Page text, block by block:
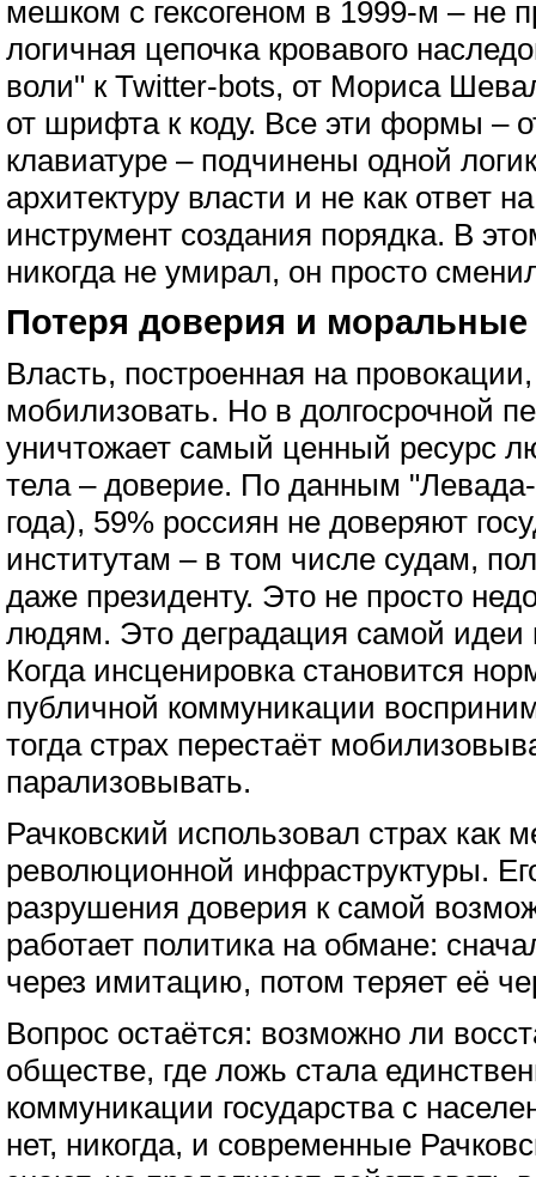
мешком с гексогеном в 1999-м – не
логичная цепочка кровавого
воли" к Twitter-bots, от Мориса
от шрифта к коду. Все эти формы –
клавиатуре – подчинены одной
архитектуру власти и не как ответ на
инструмент создания порядка. В
никогда не умирал, он просто
Потеря доверия и моральные
Власть, построенная на
мобилизовать. Но в долгосрочной
уничтожает самый ценный ресурс
тела – доверие. По данным
года), 59% россиян не доверяют
институтам – в том числе судам,
даже президенту. Это не просто
людям. Это деградация самой идеи
Когда инсценировка становится
публичной коммуникации
тогда страх перестаёт
парализовывать.
Рачковский использовал страх как
революционной инфраструктуры.
разрушения доверия к самой
работает политика на обмане:
через имитацию, потом теряет её
Вопрос остаётся: возможно ли
обществе, где ложь стала
коммуникации государства с
нет, никогда, и современные